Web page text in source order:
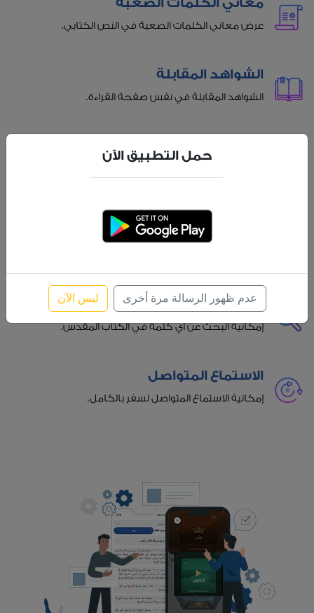
عرض معاني الكلمات الصعبة في النص الكتابي.
الشواهد المقابلة
الشواهد المقابلة في نفس صفحة القراءة.
الاستماع بجودة عالية
الاستماع بجودة عالية مع إمكانية تظليل تلقائي للآية
بحث متقدم
إمكانية البحث عن أي كلمة في الكتاب المقدس.
الاستماع المتواصل
إمكانية الاستماع المتواصل لسفر بالكامل.
حمل التطبيق الآن
عدم ظهور الرسالة مرة أخرى ليس الآن